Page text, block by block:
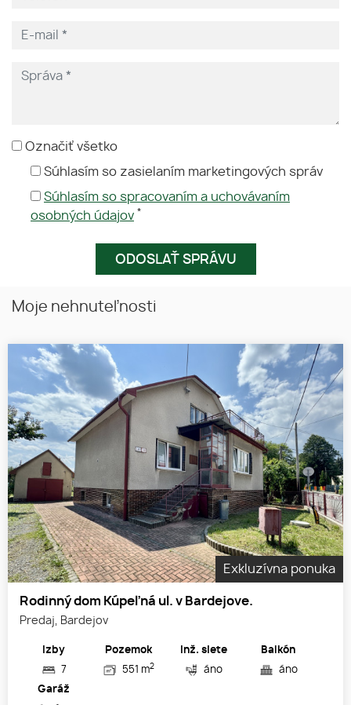
Označiť všetko
Súhlasím so zasielaním marketingových správ
Súhlasím so spracovaním a uchovávaním
osobných údajov *
Moje nehnuteľnosti
Exkluzívna ponuka
Rodinný dom Kúpeľná ul. v Bardejove.
Predaj, Bardejov
Izby
7
Pozemok
551 m2
Inž. siete
áno
Balkón
áno
Garáž